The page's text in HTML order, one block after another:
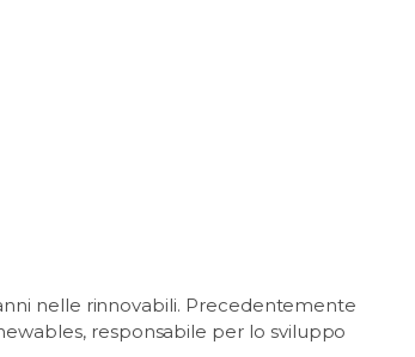
nelle rinnovabili. Precedentemente
responsabile per lo sviluppo